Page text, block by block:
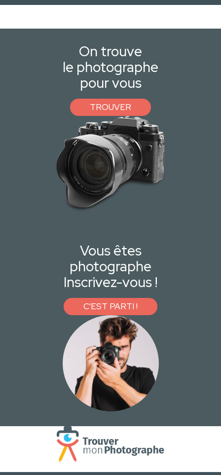
On trouve
le photographe
pour vous
TROUVER
Vous êtes
photographe
Inscrivez-vous !
C'EST PARTI !